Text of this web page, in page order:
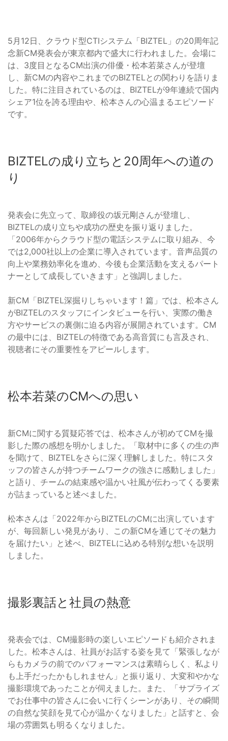
5月12日、クラウド型CTIシステム「BIZTEL」の20周年記
念新CM発表会が東京都内で盛大に行われました。会場に
は、3度目となるCM出演の俳優・松本若菜さんが登壇
し、新CMの内容やこれまでのBIZTELとの関わりを語りま
した。特に注目されているのは、BIZTELが9年連続で国内
シェア1位を誇る理由や、松本さんの心温まるエピソード
です。
BIZTELの成り立ちと20周年への道の
り
発表会に先立って、取締役の坂元剛さんが登壇し、
BIZTELの成り立ちや成功の歴史を振り返りました。
「2006年からクラウド型の電話システムに取り組み、今
では2,000社以上の企業に導入されています。音声品質の
向上や業務効率化を進め、今後も企業活動を支えるパート
ナーとして成長していきます」と強調しました。
新CM「BIZTEL深掘りしちゃいます！篇」では、松本さん
がBIZTELのスタッフにインタビューを行い、実際の働き
方やサービスの裏側に迫る内容が展開されています。CM
の最中には、BIZTELの特徴である高音質にも言及され、
視聴者にその重要性をアピールします。
松本若菜のCMへの思い
新CMに関する質疑応答では、松本さんが初めてCMを撮
影した際の感想を明かしました。「取材中に多くの生の声
を聞けて、BIZTELをさらに深く理解しました。特にスタ
ッフの皆さんが持つチームワークの強さに感動しました」
と語り、チームの結束感や温かい社風が伝わってくる要素
が詰まっていると述べました。
松本さんは「2022年からBIZTELのCMに出演しています
が、毎回新しい発見があり、この新CMを通じてその魅力
を届けたい」と述べ、BIZTELに込める特別な想いを説明
しました。
撮影裏話と社員の熱意
発表会では、CM撮影時の楽しいエピソードも紹介されま
した。松本さんは、社員がお話する姿を見て「緊張しなが
らもカメラの前でのパフォーマンスは素晴らしく、私より
も上手だったかもしれません」と振り返り、大変和やかな
撮影環境であったことが伺えました。また、「サプライズ
でお仕事中の皆さんに会いに行くシーンがあり、その瞬間
の自然な笑顔を見て心が温かくなりました」と話すと、会
場の雰囲気も明るくなりました。